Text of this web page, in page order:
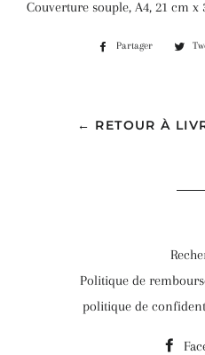
Couverture souple, A4, 21 cm x
Partager
Partager
← RETOUR À
Politique de
politique de